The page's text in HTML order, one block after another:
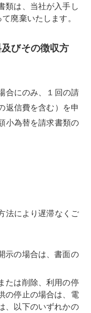
類は、当社が入手し
廃棄いたします。
及びその徴収方
合にのみ、１回の請
返信費を含む）を申
小為替を請求書類の
法により遅滞なくご
示の場合は、書面の
たは削除、利用の停
の停止の場合は、電
、以下のいずれかの